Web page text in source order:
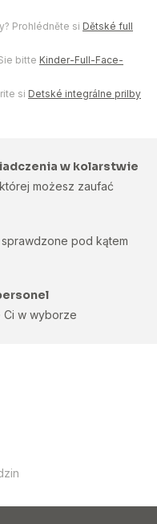
Prohlédněte si Dětské full
bitte Kinder-Full-Face-
si Detské integrálne prilby
w kolarstwie
możesz zaufać
pod kątem
Ci w wyborze